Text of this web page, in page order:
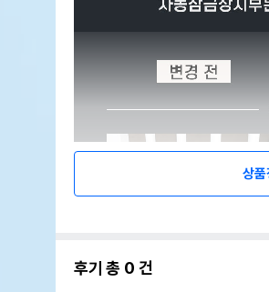
상품
후기 총 0 건